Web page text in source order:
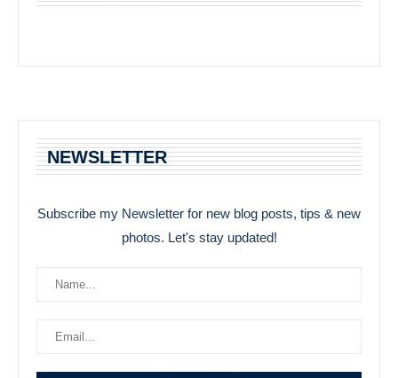
NEWSLETTER
Subscribe my Newsletter for new blog posts, tips & new
photos. Let's stay updated!